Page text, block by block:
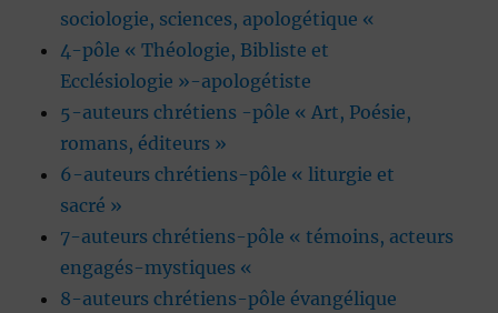
sociologie, sciences, apologétique «
4-pôle « Théologie, Bibliste et
Ecclésiologie »-apologétiste
5-auteurs chrétiens -pôle « Art, Poésie,
romans, éditeurs »
6-auteurs chrétiens-pôle « liturgie et
sacré »
7-auteurs chrétiens-pôle « témoins, acteurs
engagés-mystiques «
8-auteurs chrétiens-pôle évangélique